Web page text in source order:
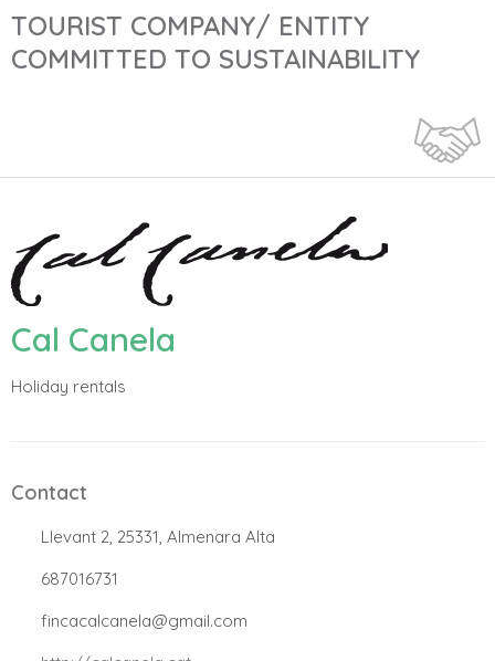
TOURIST COMPANY/ ENTITY
COMMITTED TO SUSTAINABILITY
Cal Canela
Holiday rentals
Contact
Llevant 2, 25331, Almenara Alta
687016731
fincacalcanela@gmail.com